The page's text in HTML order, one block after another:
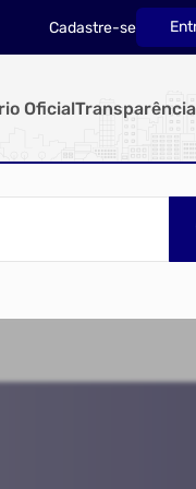
Cadastre-se
OficialTransparência